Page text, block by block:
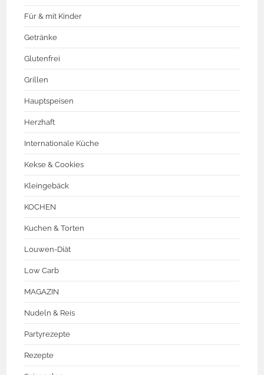
Für & mit Kinder
Getränke
Glutenfrei
Grillen
Hauptspeisen
Herzhaft
Internationale Küche
Kekse & Cookies
Kleingebäck
KOCHEN
Kuchen & Torten
Louwen-Diät
Low Carb
MAGAZIN
Nudeln & Reis
Partyrezepte
Rezepte